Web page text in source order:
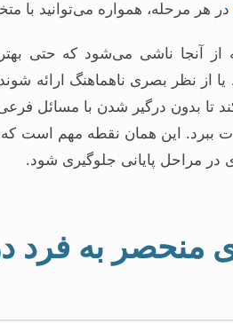
در هر مرحله، همواره می‌توانید با
از آنجا ناشی می‌شود که حتی
یا از نظر بصری ناهماهنگ ارائه
تا بدون درگیر شدن با مسائل
ببرد. این همان نقطه مهم است
در مراحل پایانی جلوگیری شود.
به فرد